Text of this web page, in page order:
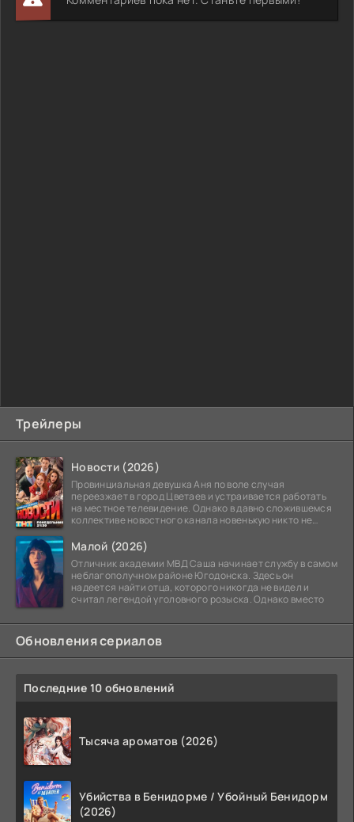
Трейлеры
Новости (2026)
Провинциальная девушка Аня по воле случая
переезжает в город Цветаев и устраивается работать
на местное телевидение. Однако в давно сложившемся
коллективе новостного канала новенькую никто не
Малой (2026)
Отличник академии МВД Саша начинает службу в самом
неблагополучном районе Югодонска. Здесь он
надеется найти отца, которого никогда не видел и
считал легендой уголовного розыска. Однако вместо
Обновления сериалов
Последние 10 обновлений
Тысяча ароматов (2026)
Убийства в Бенидорме / Убойный Бенидорм
(2026)